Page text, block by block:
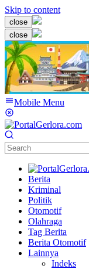
Skip to content
close
close
Mobile Menu
Berita
Kriminal
Politik
Otomotif
Olahraga
Tag Berita
Berita Otomotif
Lainnya
Indeks